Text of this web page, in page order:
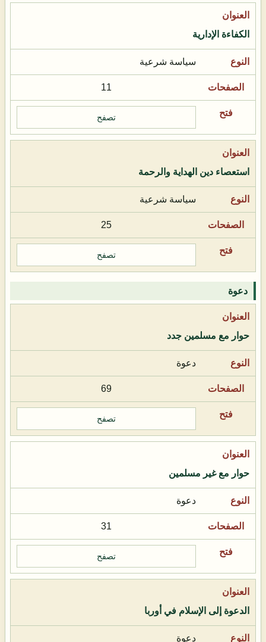
الكفاءة الإدارية
سياسة شرعية
11
تصفح
استعصاء دين الهداية والرحمة
سياسة شرعية
25
تصفح
دعوة
حوار مع مسلمين جدد
دعوة
69
تصفح
حوار مع غير مسلمين
دعوة
31
تصفح
الدعوة إلى الإسلام في أوربا
دعوة